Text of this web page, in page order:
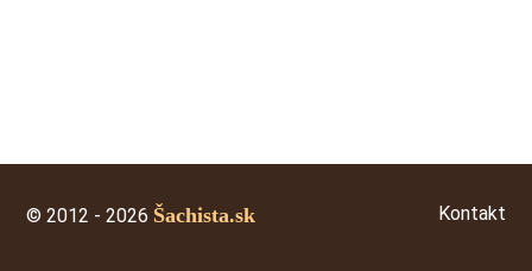
© 2012 - 2026 Šachista.sk Kontakt